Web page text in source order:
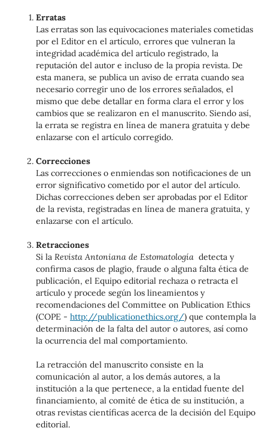
Erratas
Las erratas son las equivocaciones materiales cometidas
por el Editor en el artículo, errores que vulneran la
integridad académica del artículo registrado, la
reputación del autor e incluso de la propia revista. De
esta manera, se publica un aviso de errata cuando sea
necesario corregir uno de los errores señalados, el
mismo que debe detallar en forma clara el error y los
cambios que se realizaron en el manuscrito. Siendo así,
la errata se registra en línea de manera gratuita y debe
enlazarse con el artículo corregido.
Correcciones
Las correcciones o enmiendas son notificaciones de un
error significativo cometido por el autor del artículo.
Dichas correcciones deben ser aprobadas por el Editor
de la revista, registradas en línea de manera gratuita, y
enlazarse con el artículo.
Retracciones
Si la Revista Antoniana de Estomatología detecta y
confirma casos de plagio, fraude o alguna falta ética de
publicación, el Equipo editorial rechaza o retracta el
artículo y procede según los lineamientos y
recomendaciones del Committee on Publication Ethics
(COPE - http://publicationethics.org/) que contempla la
determinación de la falta del autor o autores, así como
la ocurrencia del mal comportamiento.
La retracción del manuscrito consiste en la
comunicación al autor, a los demás autores, a la
institución a la que pertenece, a la entidad fuente del
financiamiento, al comité de ética de su institución, a
otras revistas científicas acerca de la decisión del Equipo
editorial.